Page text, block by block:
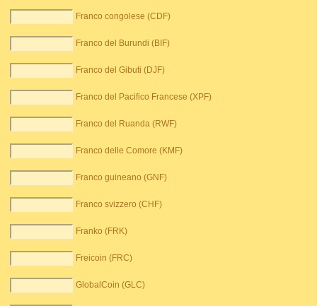
Franco congolese (CDF)
Franco del Burundi (BIF)
Franco del Gibuti (DJF)
Franco del Pacifico Francese (XPF)
Franco del Ruanda (RWF)
Franco delle Comore (KMF)
Franco guineano (GNF)
Franco svizzero (CHF)
Franko (FRK)
Freicoin (FRC)
GlobalCoin (GLC)